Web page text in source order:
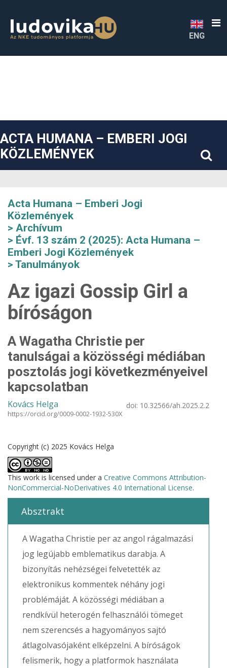
##plugins.themes.bootstrap3.accessible_menu.sidebar##
ENG
ACTA HUMANA – EMBERI JOGI
KÖZLEMÉNYEK
Acta Humana – Emberi Jogi
Közlemények
Archívum
Évf. 13 szám 2 (2025): Acta Humana –
Emberi Jogi Közlemények
Tanulmányok
Az igazi Gossip Girl a
bíróságon
A Wagatha Christie per
tanulságai a közösségi médiában
posztolás jogi következményeivel
kapcsolatban
Kovács Helga
https://orcid.org/0009-0002-1932-530X
doi: 10.32566/ah.2025.2.2
Copyright (c) 2025 Kovács Helga
This work is licensed under a Creative Commons Attribution-
NonCommercial-NoDerivatives 4.0 International License.
Absztrakt
A Wagatha Christie per az angol rágalmazási
jog legújabb emblematikus darabja. A
bizonyítás nehézségei felvetették az
elektronikus kommentek néhány jogi
problémáját. A közösségi médiában a
rendkívül heterogén felhasználói tömeget
nem szerencsés a hagyományos sajtó
átlagolvasójaként elképzelni. A bíróságok
felismerik, hogy a platformok használata